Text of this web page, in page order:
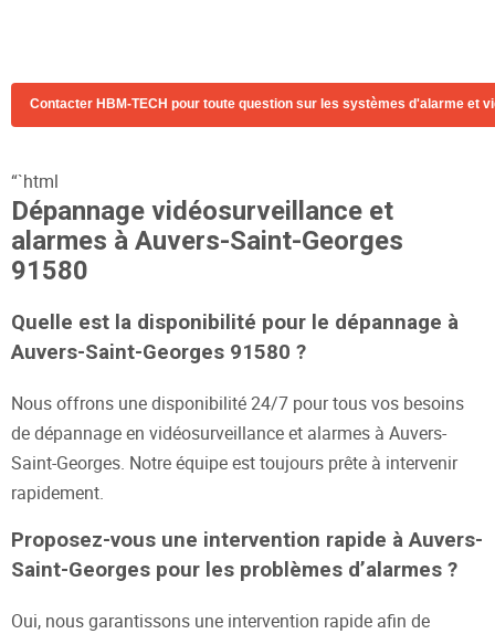
Contacter HBM-TECH pour toute question sur les systèmes d'alarme et
“`html
Dépannage vidéosurveillance et
alarmes à Auvers-Saint-Georges
91580
Quelle est la disponibilité pour le dépannage à
Auvers-Saint-Georges 91580 ?
Nous offrons une disponibilité 24/7 pour tous vos besoins
de dépannage en vidéosurveillance et alarmes à Auvers-
Saint-Georges. Notre équipe est toujours prête à intervenir
rapidement.
Proposez-vous une intervention rapide à Auvers-
Saint-Georges pour les problèmes d’alarmes ?
Oui, nous garantissons une intervention rapide afin de